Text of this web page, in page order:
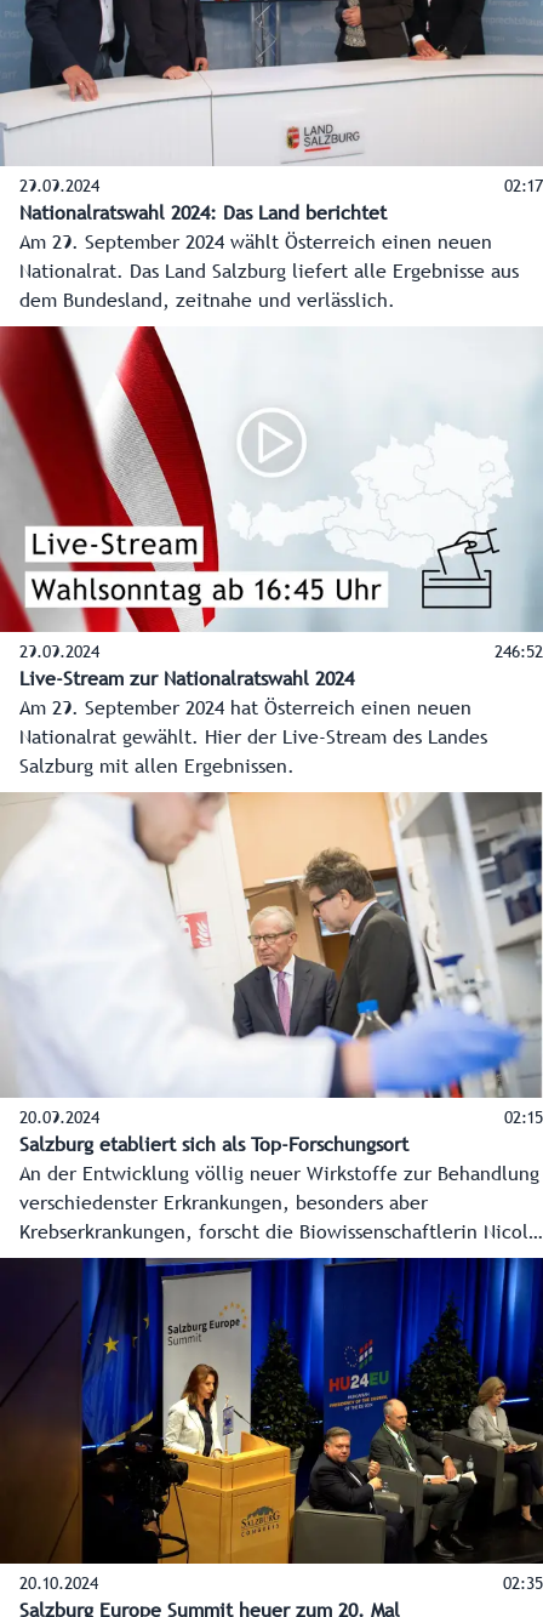
Salzburger Firma „kavedo“ mit Sitz in Puch-Urstein. Philipp
Venningen und Martin Kappacher wagten sich mit dem
Projekt auf neues Terrain. So wird Salzburg ON tagtäglich
die wichtigsten Informationen und schönsten Bilder aus
allen Regionen des Landes Salzburg auf die Smartphones
und Bildschirme der Bevölkerung bringen.
29.09.2024 02:17
Nationalratswahl 2024: Das Land berichtet
Am 29. September 2024 wählt Österreich einen neuen
Nationalrat. Das Land Salzburg liefert alle Ergebnisse aus
dem Bundesland, zeitnahe und verlässlich.
29.09.2024 246:52
Live-Stream zur Nationalratswahl 2024
Am 29. September 2024 hat Österreich einen neuen
Nationalrat gewählt. Hier der Live-Stream des Landes
Salzburg mit allen Ergebnissen.
20.09.2024 02:15
Salzburg etabliert sich als Top-Forschungsort
An der Entwicklung völlig neuer Wirkstoffe zur Behandlung
verschiedenster Erkrankungen, besonders aber
Krebserkrankungen, forscht die Biowissenschaftlerin Nicole
Meisner-Kober an einem Ludwig-Boltzmann-Institut in
Salzburg. Das ist ein Vorzeigebeispiel der Kompetenz
Salzburgs in Life Sciences, der Forschung und Entwicklung
in Gesundheit und Medizin. Der neue Masterplan Life
Sciences für Salzburg bringt 15 Millionen Euro von Land
und Bund zur Stärkung dieses Bereichs.
20.10.2024 02:35
Salzburg Europe Summit heuer zum 20. Mal